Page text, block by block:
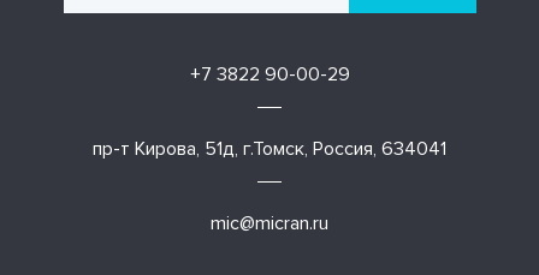
+7 3822 90-00-29
mic@micran.ru
пр-т Кирова, 51д, г.Томск, Россия, 634041